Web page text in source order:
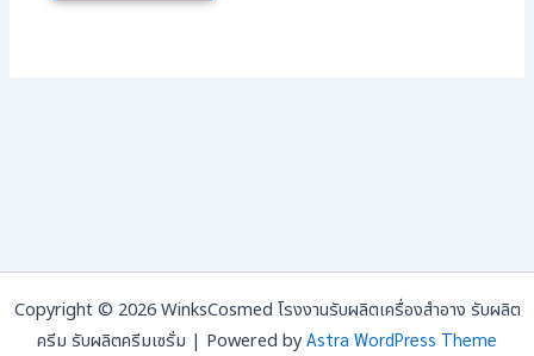
Copyright © 2026 WinksCosmed โรงงานรับผลิตเครื่องสำอาง รับผลิต
ครีม รับผลิตครีมเซรั่ม | Powered by Astra WordPress Theme